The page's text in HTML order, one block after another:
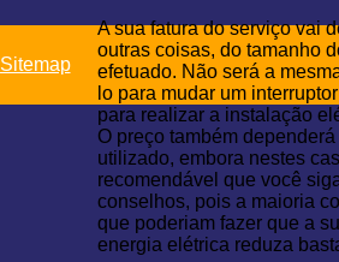
A sua fatura do serviço vai
outras coisas, do tamanho
efetuado. Não será a
lo para mudar um
para realizar a instalação
O preço também dependerá
utilizado, embora nestes
recomendável que você
conselhos, pois a maioria
que poderiam fazer que a
energia elétrica reduza
Sitemap